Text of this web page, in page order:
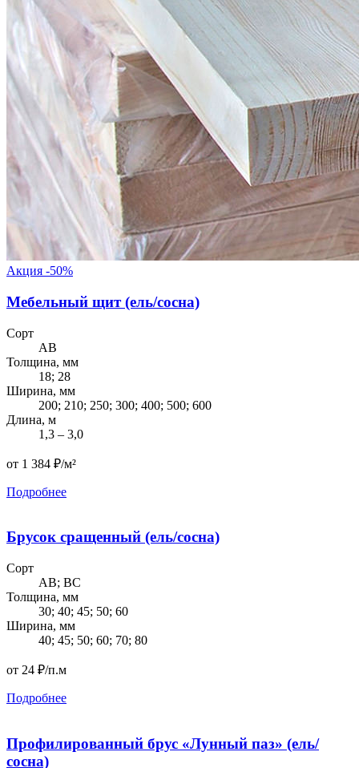
Акция -50%
Мебельный щит (ель/сосна)
Сорт
AB
Толщина, мм
18; 28
Ширина, мм
200; 210; 250; 300; 400; 500; 600
Длина, м
1,3 – 3,0
от 1 384 ₽/м²
Подробнее
Брусок сращенный (ель/сосна)
Сорт
AB; BC
Толщина, мм
30; 40; 45; 50; 60
Ширина, мм
40; 45; 50; 60; 70; 80
от 24 ₽/п.м
Подробнее
Профилированный брус «Лунный паз» (ель/
сосна)